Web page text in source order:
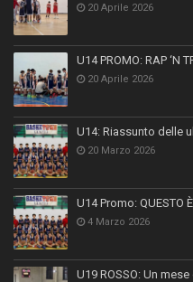
20 Aprile 2026
U14 PROMO: RAP ‘N
20 Aprile 2026
U14: Riassunto delle
20 Marzo 2026
U14 Promo: QUESTO
4 Marzo 2026
U19 ROSSO: Un